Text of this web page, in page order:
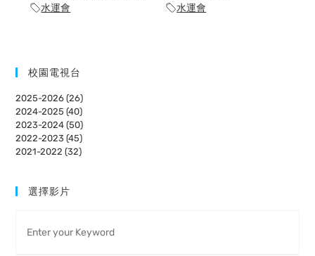
水運會
水運會
校園電視台
2025-2026 (26)
2024-2025 (40)
2023-2024 (50)
2022-2023 (45)
2021-2022 (32)
選擇影片